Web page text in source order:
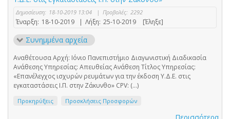
Δημοσίευση: 18-10-2019 13:04 | Προβολές: 2292
Έναρξη: 18-10-2019 | Λήξη: 25-10-2019 [Έληξε]
Συνημμένα αρχεία
Αναθέτουσα Αρχή: Ιόνιο Πανεπιστήμιο Διαγωνιστική Διαδικασία
Ανάθεσης Υπηρεσίας: Απευθείας Ανάθεση Τίτλος Υπηρεσίας:
«Επανέλεγχος ισχυρών ρευμάτων για την έκδοση Υ.Δ.Ε. στις
εγκαταστάσεις Ι.Π. στην Ζάκυνθο» CPV: (...)
Προκηρύξεις Προσκλήσεις Προσφορών